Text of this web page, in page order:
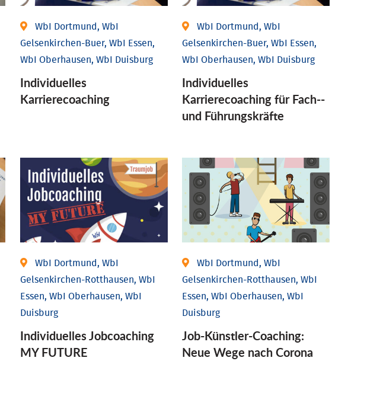
WbI Dortmund, WbI
Gelsenkirchen-Buer, WbI Essen,
WbI Oberhausen, WbI Duisburg
Individu­elles
Karrierecoaching
WbI Dortmund, WbI
Gelsenkirchen-Buer, WbI Essen,
WbI Oberhausen, WbI Duisburg
Individu­elles
Karrierecoaching für Fach-­
und Führungs­kräfte
WbI Dortmund, WbI
Gelsenkirchen-Rotthausen, WbI
Essen, WbI Oberhausen, WbI
Duisburg
Individuelles Jobcoaching
MY FUTURE
WbI Dortmund, WbI
Gelsenkirchen-Rotthausen, WbI
Essen, WbI Oberhausen, WbI
Duisburg
Job-Künstler-Coaching:
Neue Wege nach Corona